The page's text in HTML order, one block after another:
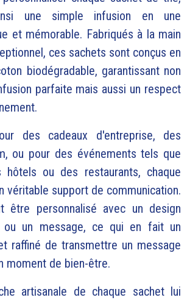
une simple infusion en une
et mémorable. Fabriqués à la main
ces sachets sont conçus en
biodégradable, garantissant non
parfaite mais aussi un respect
des cadeaux d'entreprise, des
ou pour des événements tels que
hôtels ou des restaurants, chaque
véritable support de communication.
être personnalisé avec un design
ou un message, ce qui en fait un
raffiné de transmettre un message
moment de bien-être.
artisanale de chaque sachet lui